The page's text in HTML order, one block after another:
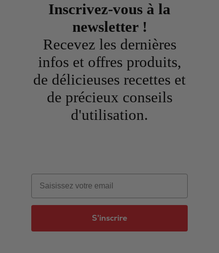
Inscrivez-vous à la
newsletter !
Recevez les dernières
infos et offres produits,
de délicieuses recettes et
de précieux conseils
d'utilisation.
Email
S'inscrire